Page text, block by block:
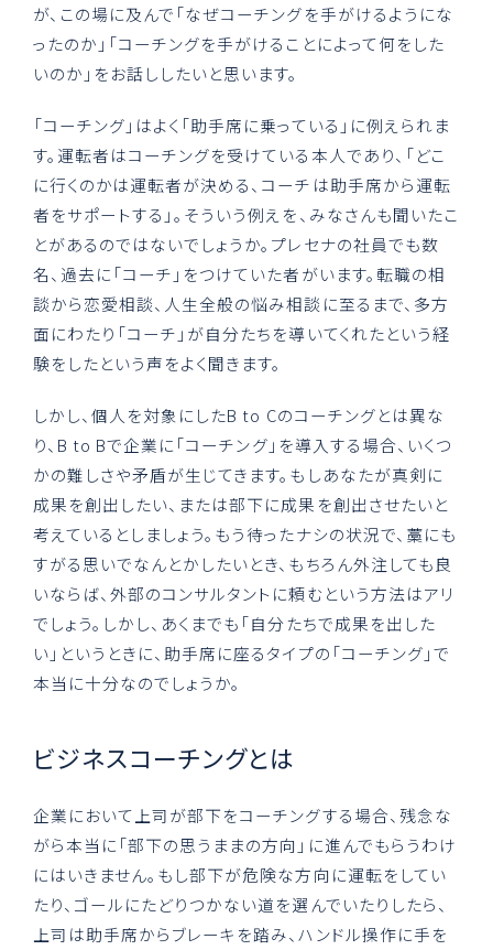
が、この場に及んで「なぜコーチングを手がけるようにな
ったのか」「コーチングを手がけることによって何をした
いのか」をお話ししたいと思います。
「コーチング」はよく「助手席に乗っている」に例えられま
す。運転者はコーチングを受けている本人であり、「どこ
に行くのかは運転者が決める、コーチは助手席から運転
者をサポートする」。そういう例えを、みなさんも聞いたこ
とがあるのではないでしょうか。プレセナの社員でも数
名、過去に「コーチ」をつけていた者がいます。転職の相
談から恋愛相談、人生全般の悩み相談に至るまで、多方
面にわたり「コーチ」が自分たちを導いてくれたという経
験をしたという声をよく聞きます。
しかし、個人を対象にしたB to Cのコーチングとは異な
り、B to Bで企業に「コーチング」を導入する場合、いくつ
かの難しさや矛盾が生じてきます。もしあなたが真剣に
成果を創出したい、または部下に成果を創出させたいと
考えているとしましょう。もう待ったナシの状況で、藁にも
すがる思いでなんとかしたいとき、もちろん外注しても良
いならば、外部のコンサルタントに頼むという方法はアリ
でしょう。しかし、あくまでも「自分たちで成果を出した
い」というときに、助手席に座るタイプの「コーチング」で
本当に十分なのでしょうか。
ビジネスコーチングとは
企業において上司が部下をコーチングする場合、残念な
がら本当に「部下の思うままの方向」に進んでもらうわけ
にはいきません。もし部下が危険な方向に運転をしてい
たり、ゴールにたどりつかない道を選んでいたりしたら、
上司は助手席からブレーキを踏み、ハンドル操作に手を